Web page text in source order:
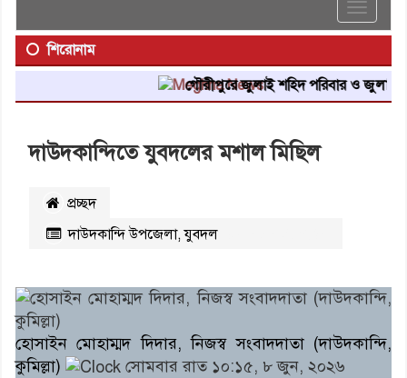
Toggle
শিরোনাম
গৌরীপুরে জুলাই শহিদ পরিবার ও জুলাই
দাউদকান্দিতে যুবদলের মশাল মিছিল
প্রচ্ছদ
দাউদকান্দি উপজেলা,যুবদল
হোসাইন মোহাম্মদ দিদার, নিজস্ব সংবাদদাতা (দাউদকান্দি,
কুমিল্লা)
সোমবার রাত ১০:১৫, ৮ জুন, ২০২৬